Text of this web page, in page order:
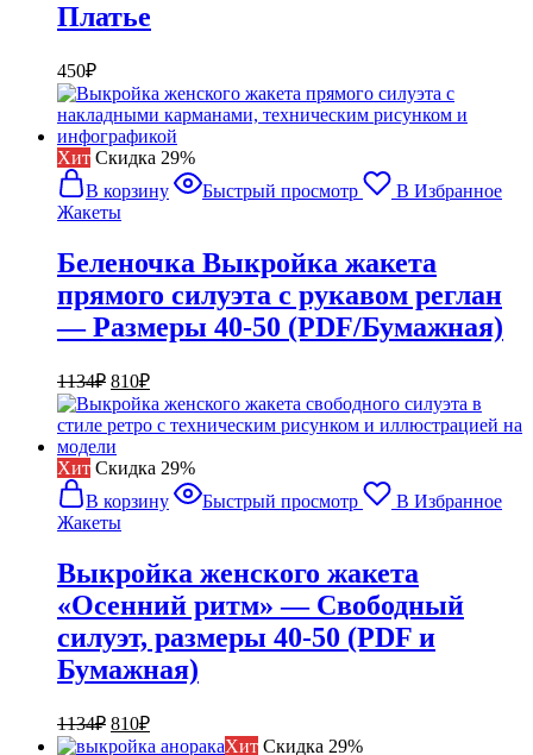
Платье
450₽
Хит Cкидка 29%
В корзину
Быстрый просмотр
В Избранное
Жакеты
Беленочка Выкройка жакета
прямого силуэта с рукавом реглан
— Размеры 40-50 (PDF/Бумажная)
1134₽ Первоначальная
цена
составляла
1134₽.
810₽Текущая
цена:
810₽.
Хит Cкидка 29%
В корзину
Быстрый просмотр
В Избранное
Жакеты
Выкройка женского жакета
«Осенний ритм» — Свободный
силуэт, размеры 40-50 (PDF и
Бумажная)
1134₽ Первоначальная
цена
810₽Текущая
цена:
Хит Cкидка 29%